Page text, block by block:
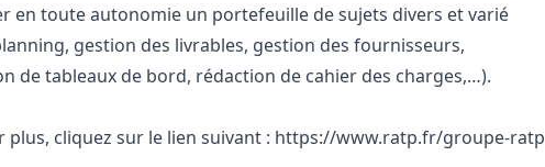
en toute autonomie un portefeuille de sujets divers et varié
gestion des livrables, gestion des fournisseurs,
de tableaux de bord, rédaction de cahier des charges,…).
plus, cliquez sur le lien suivant : https://www.ratp.fr/groupe-ratp